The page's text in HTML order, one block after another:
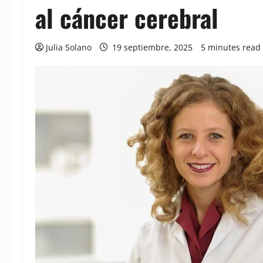
al cáncer cerebral
Julia Solano 19 septiembre, 2025 5 minutes read